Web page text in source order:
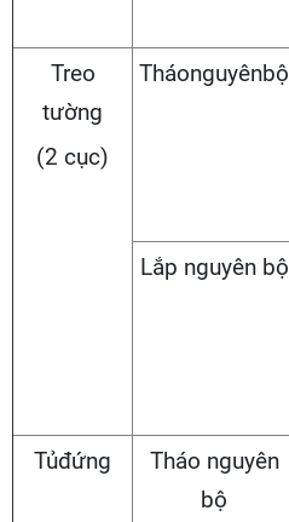
Treo
tường
(2 cục)
Tháonguyênbộ
Lắp nguyên bộ
Tủđứng
Tháo nguyên
bộ